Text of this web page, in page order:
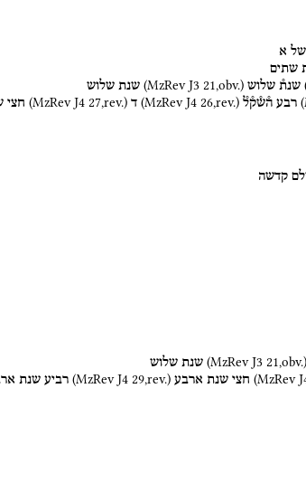
א
שתים
שנת֯ שלוש (MzRev J3 21,obv.) שנת שלוש
( רבע ה֯ש֯ק֯ל֯ (MzRev J4 26,rev.) ד (MzRev J4 27,rev.) חצי
קדשה
(MzRev J3 21,obv.) שנת שלוש
(MzRev חצי שנת ארבע (MzRev J4 29,rev.) רביע שנת